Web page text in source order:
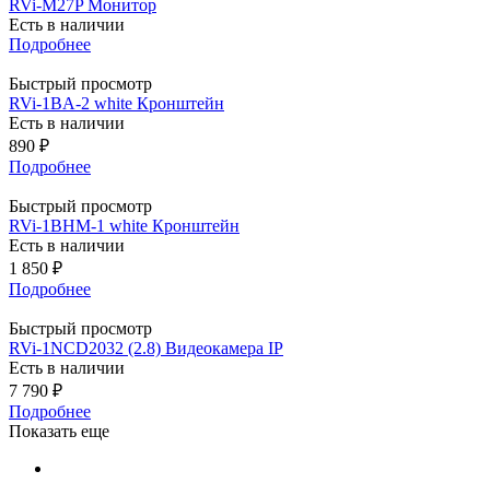
RVi-M27P Монитор
Есть в наличии
Подробнее
Быстрый просмотр
RVi-1BA-2 white Кронштейн
Есть в наличии
890 ₽
Подробнее
Быстрый просмотр
RVi-1BHM-1 white Кронштейн
Есть в наличии
1 850 ₽
Подробнее
Быстрый просмотр
RVi-1NCD2032 (2.8) Видеокамера IP
Есть в наличии
7 790 ₽
Подробнее
Показать еще